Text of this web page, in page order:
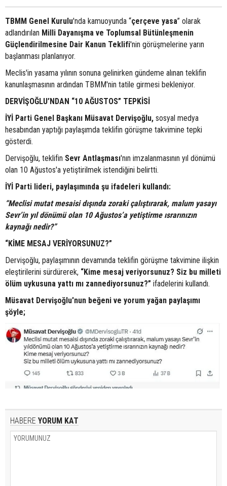
TBMM Genel Kurulu'nda kamuoyunda “çerçeve yasa” olarak
adlandırılan Milli Dayanışma ve Toplumsal Bütünleşmenin
Güçlendirilmesine Dair Kanun Teklifi'nin görüşmelerine yarın
başlanması planlanıyor.
Meclis'in yasama yılının sonuna gelinirken gündeme alınan teklifin
kanunlaşmasının ardından TBMM'nin tatile girmesi bekleniyor.
DERVİŞOĞLU’NDAN “10 AĞUSTOS” TEPKİSİ
İYİ Parti Genel Başkanı Müsavat Dervişoğlu, sosyal medya
hesabından yaptığı paylaşımda teklifin görüşme takvimine tepki
gösterdi.
Dervişoğlu, teklifin Sevr Antlaşması'nın imzalanmasının yıl dönümü
olan 10 Ağustos'a yetiştirilmek istendiğini belirtti.
İYİ Parti lideri, paylaşımında şu ifadeleri kullandı:
“Meclisi mutat mesaisi dışında zoraki çalıştırarak, malum yasayı
Sevr’in yıl dönümü olan 10 Ağustos’a yetiştirme ısrarınızın
kaynağı nedir?”
“KİME MESAJ VERİYORSUNUZ?”
Dervişoğlu, paylaşımının devamında teklifin görüşme takvimine ilişkin
eleştirilerini sürdürerek, “Kime mesaj veriyorsunuz? Siz bu milleti
ölüm uykusuna yattı mı zannediyorsunuz?” ifadelerini kullandı.
Müsavat Dervişoğlu'nun beğeni ve yorum yağan paylaşımı
şöyle;
HABERE YORUM KAT